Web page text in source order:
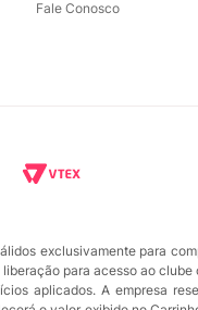
Fale Conosco
exclusivamente para
para acesso ao
aplicados. A empresa